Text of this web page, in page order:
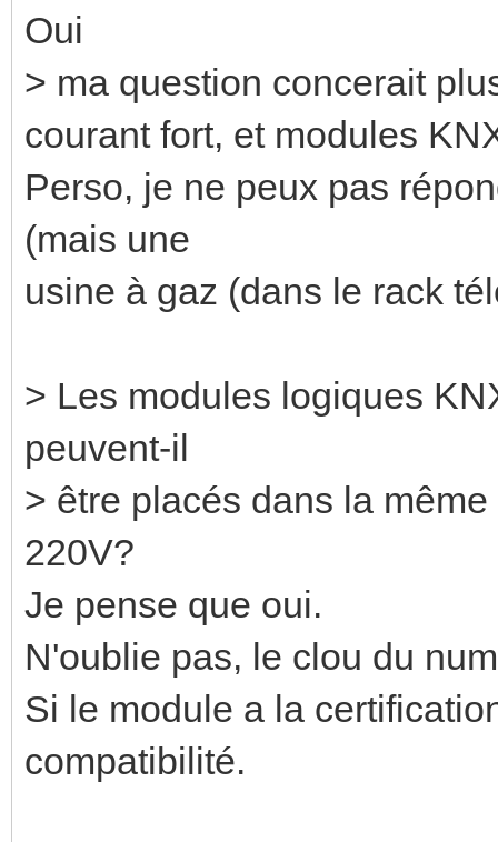
Oui
> ma question concerait
courant fort, et modules
Perso, je ne peux pas
(mais une
usine à gaz (dans le rack
> Les modules logiques
peuvent-il
> être placés dans la
220V?
Je pense que oui.
N'oublie pas, le clou du
Si le module a la
compatibilité.